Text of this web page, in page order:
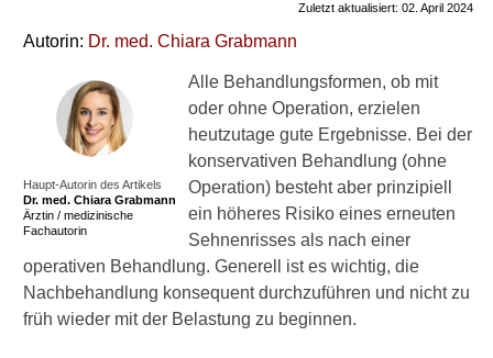
Zuletzt aktualisiert: 02. April 2024
Autorin: Dr. med. Chiara Grabmann
Haupt-Autorin des Artikels
Dr. med. Chiara Grabmann
Ärztin / medizinische
Fachautorin
Alle Behandlungsformen, ob mit
oder ohne Operation, erzielen
heutzutage gute Ergebnisse. Bei der
konservativen Behandlung (ohne
Operation) besteht aber prinzipiell
ein höheres Risiko eines erneuten
Sehnenrisses als nach einer
operativen Behandlung. Generell ist es wichtig, die
Nachbehandlung konsequent durchzuführen und nicht zu
früh wieder mit der Belastung zu beginnen.
► Therapieverfahren
► Gesundheitsthemen
Ursachen
Symptome
Deutung der Schmerzen
Behandlung
Notfallmaßnahmen